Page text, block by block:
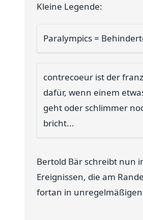
Kleine Legende:
Paralympics =
contrecoeur ist der
dafür, wenn einem
geht oder schlimmer
bricht...
Bertold Bär schreibt nun
Ereignissen, die am
fortan in